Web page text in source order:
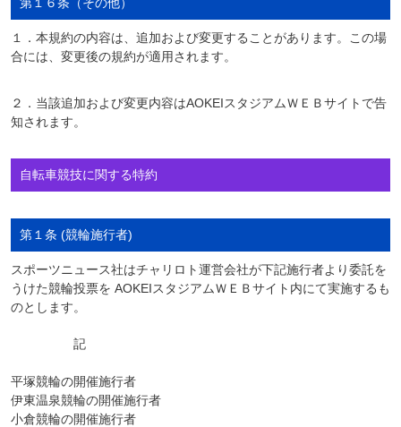
１．本規約の内容は、追加および変更することがあります。この場
合には、変更後の規約が適用されます。
２．当該追加および変更内容はAOKEIスタジアムＷＥＢサイトで告
知されます。
自転車競技に関する特約
第１条 (競輪施行者)
スポーツニュース社はチャリロト運営会社が下記施行者より委託を
うけた競輪投票を AOKEIスタジアムＷＥＢサイト内にて実施するも
のとします。
記
平塚競輪の開催施行者
伊東温泉競輪の開催施行者
小倉競輪の開催施行者